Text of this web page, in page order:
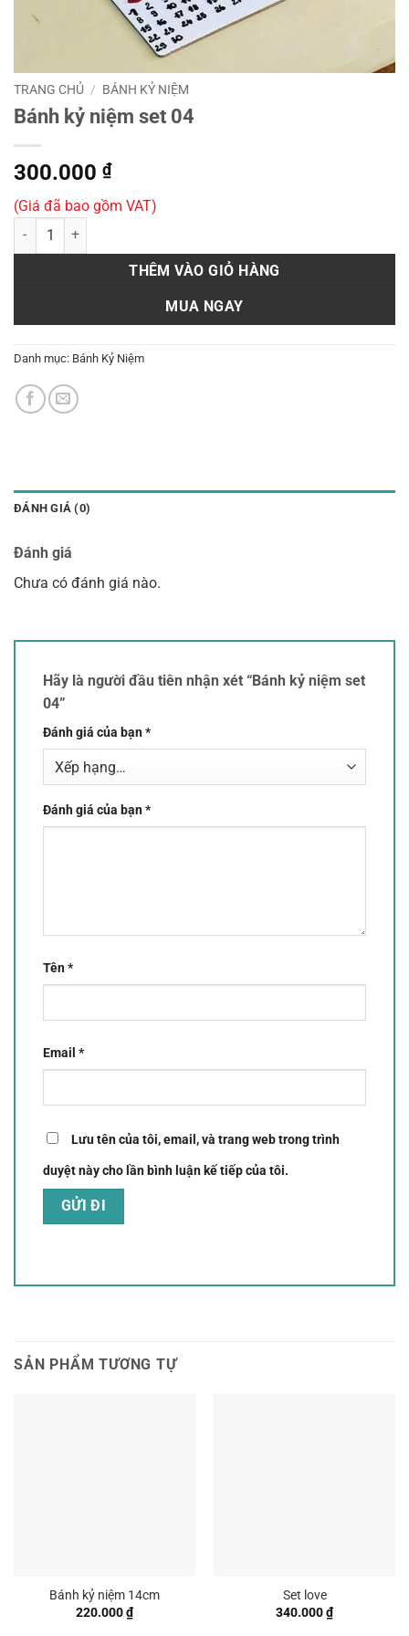
TRANG CHỦ / BÁNH KỶ NIỆM
Bánh kỷ niệm set 04
300.000 ₫
(Giá đã bao gồm VAT)
Bánh kỷ niệm set 04 số lượng
THÊM VÀO GIỎ HÀNG
MUA NGAY
Danh mục: Bánh Kỷ Niệm
ĐÁNH GIÁ (0)
Đánh giá
Chưa có đánh giá nào.
Hãy là người đầu tiên nhận xét “Bánh kỷ niệm set
04”
Đánh giá của bạn*
Đánh giá của bạn*
Tên*
Email *
Lưu tên của tôi, email, và trang web trong trình
duyệt này cho lần bình luận kế tiếp của tôi.
SẢN PHẨM TƯƠNG TỰ
Bánh kỷ niệm 14cm
220.000₫
Set love
340.000₫